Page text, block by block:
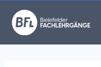
Inhalt
springen